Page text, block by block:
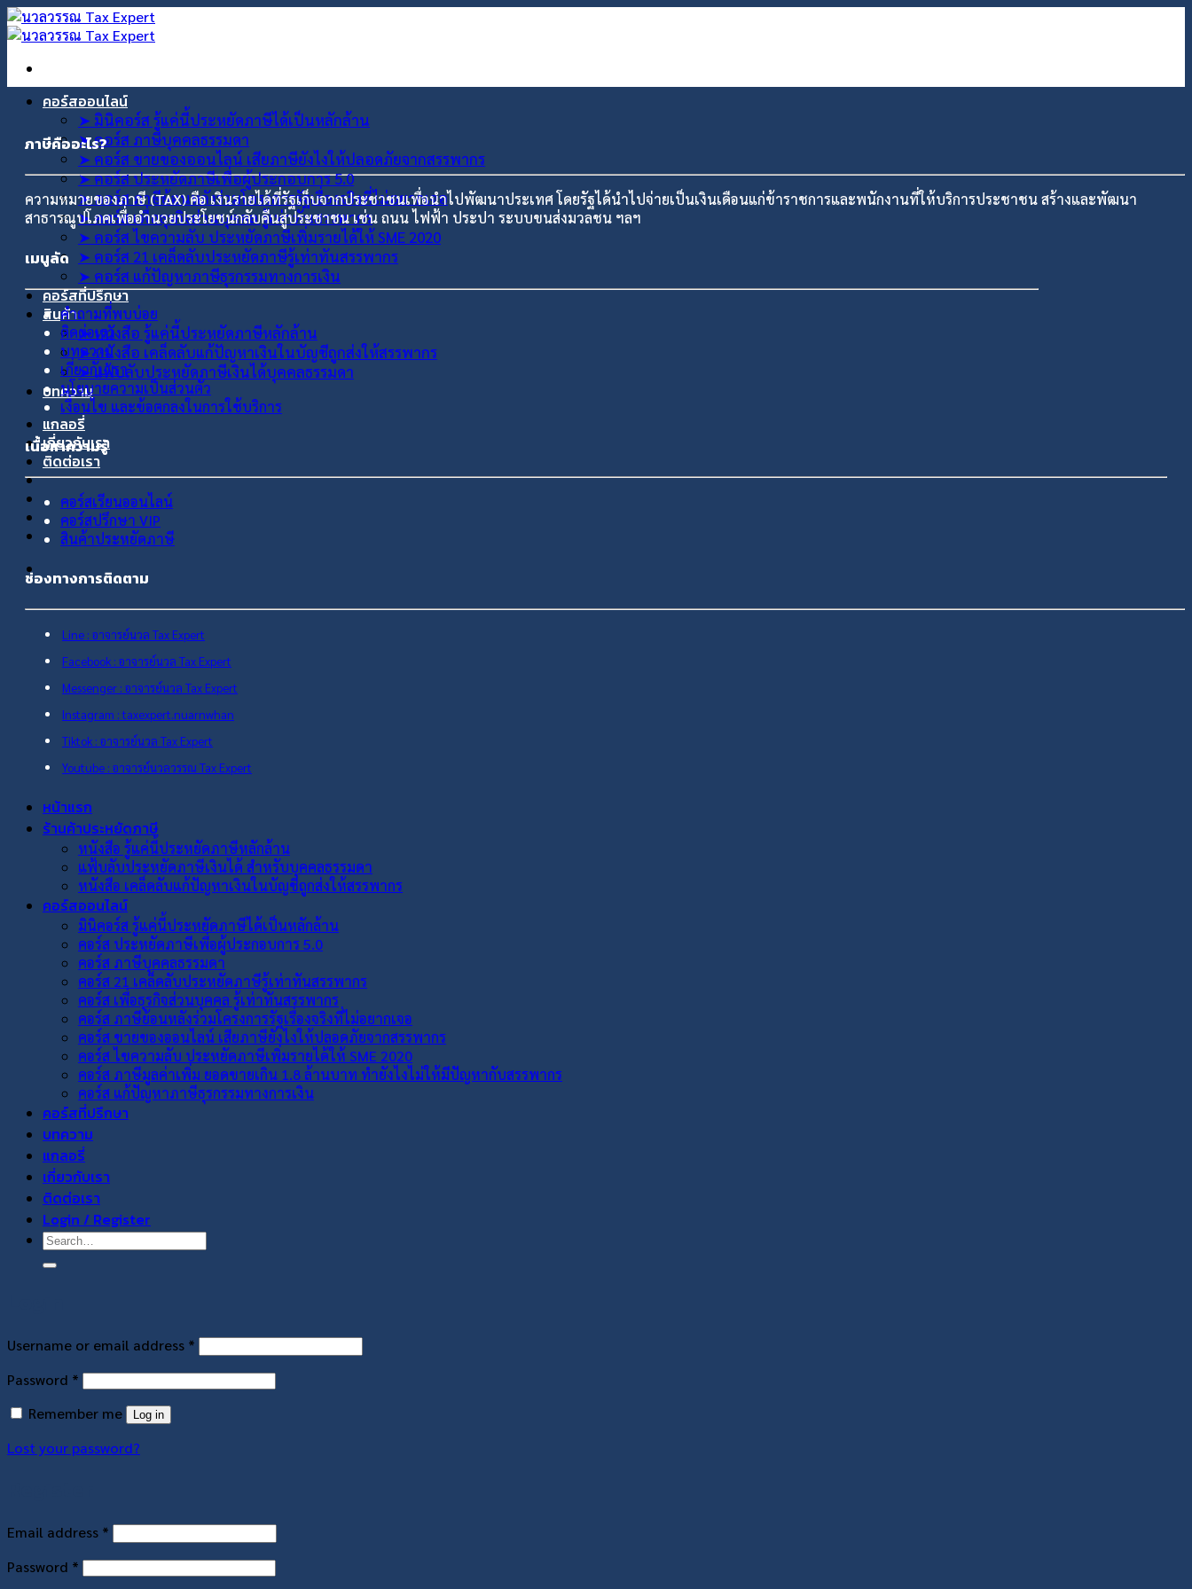
ข้าม
ไป
เนื้อหา
คอร์สออนไลน์
➤ มินิคอร์ส รู้แค่นี้ประหยัดภาษีได้เป็นหลักล้าน
➤ คอร์ส ภาษีบุคคลธรรมดา
➤ คอร์ส ขายของออนไลน์ เสียภาษียังไงให้ปลอดภัยจากสรรพากร
➤ คอร์ส ประหยัดภาษีเพื่อผู้ประกอบการ 5.0
➤ คอร์ส ภาษีย้อนหลังร่วมโครงการรัฐเรื่องจริงที่ไม่อยากเจอ
➤ คอร์ส เพื่อธุรกิจส่วนบุคคล รู้เท่าทันสรรพากร
➤ คอร์ส ไขความลับ ประหยัดภาษีเพิ่มรายได้ให้ SME 2020
➤ คอร์ส 21 เคล็ดลับประหยัดภาษีรู้เท่าทันสรรพากร
➤ คอร์ส แก้ปัญหาภาษีธุรกรรมทางการเงิน
คอร์สที่ปรึกษา
สินค้า
➤ หนังสือ รู้แค่นี้ประหยัดภาษีหลักล้าน
➤ หนังสือ เคล็ดลับแก้ปัญหาเงินในบัญชีถูกส่งให้สรรพากร
➤ แฟ้บลับประหยัดภาษีเงินได้บุคคลธรรมดา
บทความ
แกลอรี่
เกี่ยวกับเรา
ติดต่อเรา
ภาษีคืออะไร?
ความหมายของภาษี (TAX) คือ เงินรายได้ที่รัฐเก็บจากประชาชนเพื่อนำไปพัฒนาประเทศ โดยรัฐได้นำไปจ่ายเป็นเงินเดือนแก่ข้าราชการและพนักงานที่ให้บริการประชาชน สร้างและพัฒนา
สาธารณูปโภคเพื่ออำนวยประโยชน์กลับคืนสู่ประชาชน เช่น ถนน ไฟฟ้า ประปา ระบบขนส่งมวลชน ฯลฯ
เมนูลัด
คำถามที่พบบ่อย
ติดต่อเรา
บทความ
เกี่ยวกับเรา
นโยบายความเป็นส่วนตัว
เงื่อนไข และข้อตกลงในการใช้บริการ
เนื้อหาความรู้
คอร์สเรียนออนไลน์
คอร์สปรึกษา VIP
สินค้าประหยัดภาษี
ช่องทางการติดตาม
Line : อาจารย์นวล Tax Expert
Facebook : อาจารย์นวล Tax Expert
Messenger : อาจารย์นวล Tax Expert
Instagram : taxexpert.nuarnwhan
Tiktok : อาจารย์นวล Tax Expert
Youtube : อาจารย์นวลวรรณ Tax Expert
หน้าแรก
ร้านค้าประหยัดภาษี
หนังสือ รู้แค่นี้ประหยัดภาษีหลักล้าน
แฟ้บลับประหยัดภาษีเงินได้ สำหรับบุคคลธรรมดา
หนังสือ เคล็ดลับแก้ปัญหาเงินในบัญชีถูกส่งให้สรรพากร
คอร์สออนไลน์
มินิคอร์ส รู้แค่นี้ประหยัดภาษีได้เป็นหลักล้าน
คอร์ส ประหยัดภาษีเพื่อผู้ประกอบการ 5.0
คอร์ส ภาษีบุคคลธรรมดา
คอร์ส 21 เคล็ดลับประหยัดภาษีรู้เท่าทันสรรพากร
คอร์ส เพื่อธุรกิจส่วนบุคคล รู้เท่าทันสรรพากร
คอร์ส ภาษีย้อนหลังร่วมโครงการรัฐเรื่องจริงที่ไม่อยากเจอ
คอร์ส ขายของออนไลน์ เสียภาษียังไงให้ปลอดภัยจากสรรพากร
คอร์ส ไขความลับ ประหยัดภาษีเพิ่มรายได้ให้ SME 2020
คอร์ส ภาษีมูลค่าเพิ่ม ยอดขายเกิน 1.8 ล้านบาท ทำยังไงไม่ให้มีปัญหากับสรรพากร
คอร์ส แก้ปัญหาภาษีธุรกรรมทางการเงิน
คอร์สที่ปรึกษา
บทความ
แกลอรี่
เกี่ยวกับเรา
ติดต่อเรา
Login / Register
Search
for:
Username or email address * Required
Password * Required
Remember me
Log in
Lost your password?
Email address * Required
Password * Required